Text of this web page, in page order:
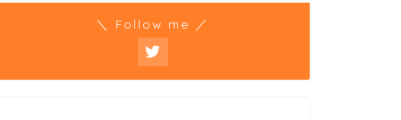
＼ Follow me ／